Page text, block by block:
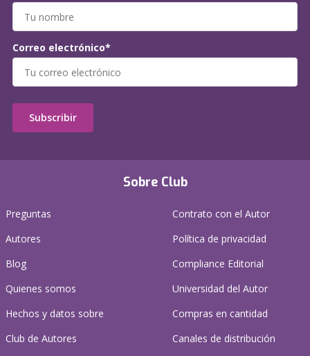
Sobre Club
Preguntas
Autores
Blog
Quienes somos
Hechos y datos sobre
Club de Autores
Contrato con el Autor
Política de privacidad
Compliance Editorial
Universidad del Autor
Compras en cantidad
Canales de distribución
Correo electrónico*
Subscribir